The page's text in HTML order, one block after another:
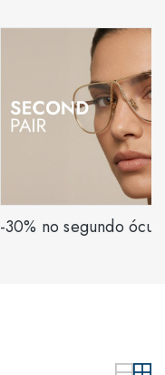
-30% no segundo